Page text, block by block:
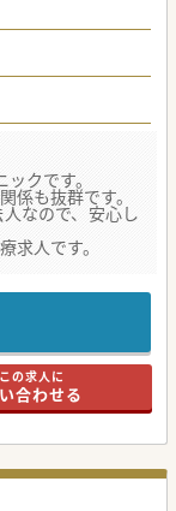
クです。
も抜群です。
なので、安心し
求人です。
この求人に
合わせる